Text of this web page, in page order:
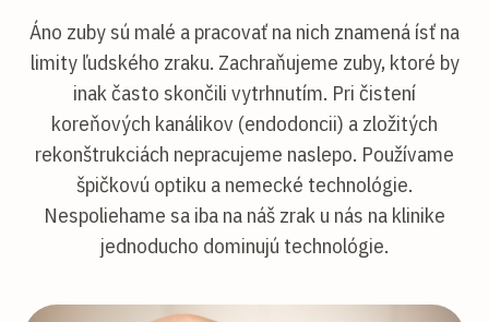
Áno zuby sú malé a pracovať na nich znamená ísť na
limity ľudského zraku. Zachraňujeme zuby, ktoré by
inak často skončili vytrhnutím. Pri čistení
koreňových kanálikov (endodoncii) a zložitých
rekonštrukciách nepracujeme naslepo. Používame
špičkovú optiku a nemecké technológie.
Nespoliehame sa iba na náš zrak u nás na klinike
jednoducho dominujú technológie.